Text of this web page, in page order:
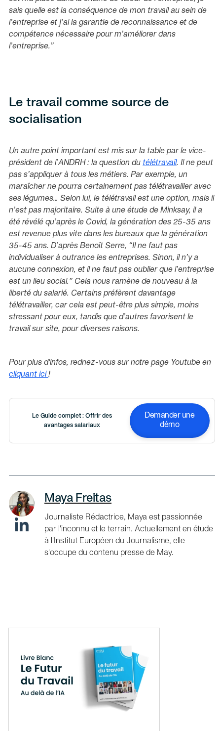
sais quelle est la conséquence de mon travail au sein de
l’entreprise et j’ai la garantie de reconnaissance et de
compétence nécessaire pour m’améliorer dans
l’entreprise.”
Le travail comme source de
socialisation
Un autre point important est mis sur la table par le vice-
président de l’ANDRH : la question du télétravail. Il ne peut
pas s’appliquer à tous les métiers. Par exemple, un
maraîcher ne pourra certainement pas télétravailler avec
ses légumes… Selon lui, le télétravail est une option, mais il
n’est pas majoritaire. Suite à une étude de Minksay, il a
été révélé qu’après le Covid, la génération des 25-35 ans
est revenue plus vite dans les bureaux que la génération
35-45 ans. D’après Benoît Serre, “Il ne faut pas
individualiser à outrance les entreprises. Sinon, il n’y a
aucune connexion, et il ne faut pas oublier que l’entreprise
est un lieu social.” Cela nous ramène de nouveau à la
liberté du salarié. Certains préfèrent davantage
télétravailler, car cela est peut-être plus simple, moins
stressant pour eux, tandis que d’autres favorisent le
travail sur site, pour diverses raisons.
Pour plus d'infos, rednez-vous sur notre page Youtube en
cliquant ici !
Le Guide complet : Offrir des
avantages salariaux
Demander une
démo
Maya Freitas
Journaliste Rédactrice, Maya est passionnée
par l'inconnu et le terrain. Actuellement en étude
à l'Institut Européen du Journalisme, elle
s'occupe du contenu presse de May.